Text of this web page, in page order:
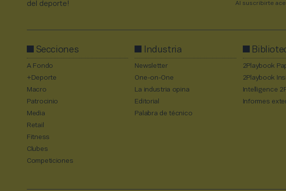
del deporte!
Al suscribirte
Secciones
A Fondo
+Deporte
Macro
Patrocinio
Media
Retail
Fitness
Clubes
Competiciones
Industria
Newsletter
One-on-One
La industria opina
Editorial
Palabra de técnico
2Playbook
2Playbook
Intelligence
Informes